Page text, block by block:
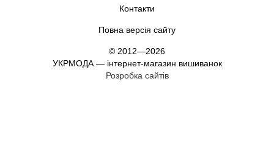
Контакти
Повна версія сайту
© 2012—2026
УКРМОДА — інтернет-магазин вишиванок
Розробка сайтів